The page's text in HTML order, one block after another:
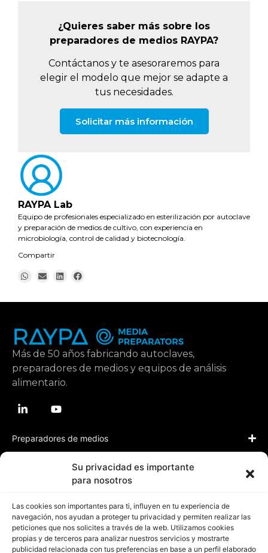
Su privacidad es importante
para nosotros
Las cookies son importantes para ti, influyen en tu experiencia de
navegación, nos ayudan a proteger tu privacidad y permiten realizar las
peticiones que nos solicites a través de la web. Utilizamos cookies
propias y de terceros para analizar nuestros servicios y mostrarte
publicidad relacionada con tus preferencias en base a un perfil elaborado
¿Quieres saber más sobre los
preparadores de medios RAYPA?
Contáctanos y te asesoraremos para
elegir el modelo que mejor se adapte a
tus necesidades.
Solicitar más información
RAYPA Lab
Equipo de profesionales especializado en esterilización por autoclave
y preparación de medios de cultivo, con experiencia en
microbiología, control de calidad y biotecnología.
Compartir
Más de 50 años fabricando autoclaves,
preparadores de medios y equipos de análisis
alimentario.
Preparadores de medios
Recursos
Sobre Raypa